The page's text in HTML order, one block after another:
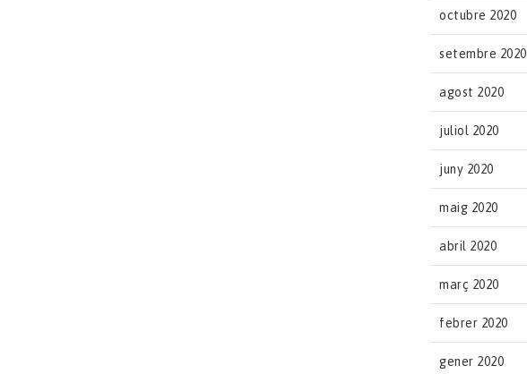
octubre 2020
setembre 2020
agost 2020
juliol 2020
juny 2020
maig 2020
abril 2020
març 2020
febrer 2020
gener 2020